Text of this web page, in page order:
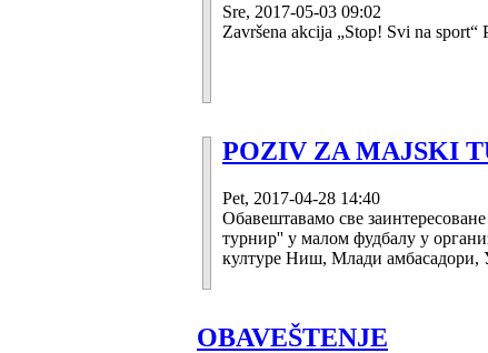
Sre, 2017-05-03 09:02
Završena akcija „Stop! Svi na
POZIV ZA MAJSKI
Pet, 2017-04-28 14:40
Обавештавамо све
турнир'' у малом фудбалу у
културе Ниш, Млади амбасадори,
OBAVEŠTENJE